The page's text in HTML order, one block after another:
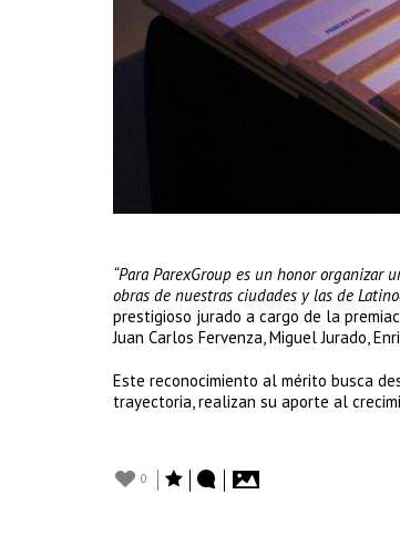
“Para ParexGroup es un honor organizar
obras de nuestras ciudades y las de
prestigioso jurado a cargo de la
Juan Carlos Fervenza, Miguel Jurado,
Este reconocimiento al mérito busca
trayectoria, realizan su aporte al
0